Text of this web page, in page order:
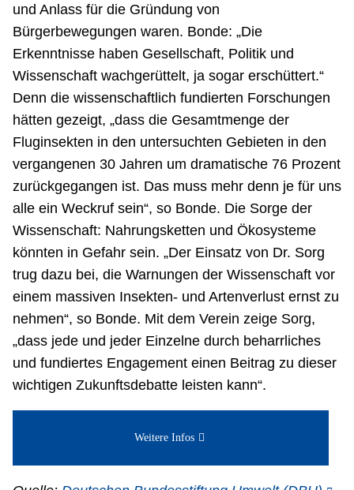
und Anlass für die Gründung von
Bürgerbewegungen waren. Bonde: „Die
Erkenntnisse haben Gesellschaft, Politik und
Wissenschaft wachgerüttelt, ja sogar erschüttert.“
Denn die wissenschaftlich fundierten Forschungen
hätten gezeigt, „dass die Gesamtmenge der
Fluginsekten in den untersuchten Gebieten in den
vergangenen 30 Jahren um dramatische 76 Prozent
zurückgegangen ist. Das muss mehr denn je für uns
alle ein Weckruf sein“, so Bonde. Die Sorge der
Wissenschaft: Nahrungsketten und Ökosysteme
könnten in Gefahr sein. „Der Einsatz von Dr. Sorg
trug dazu bei, die Warnungen der Wissenschaft vor
einem massiven Insekten- und Artenverlust ernst zu
nehmen“, so Bonde. Mit dem Verein zeige Sorg,
„dass jede und jeder Einzelne durch beharrliches
und fundiertes Engagement einen Beitrag zu dieser
wichtigen Zukunftsdebatte leisten kann“.
Weitere Infos